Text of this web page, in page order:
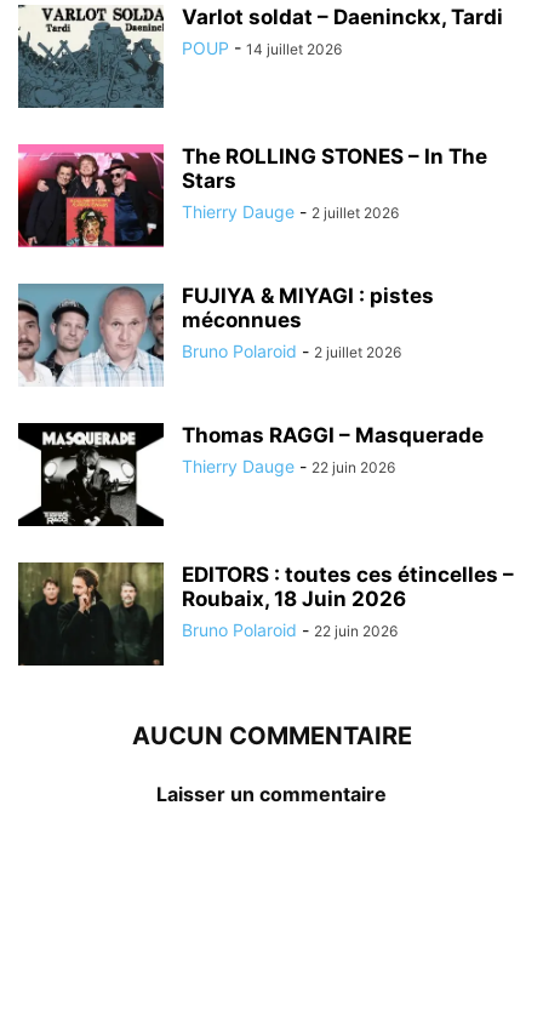
Varlot soldat – Daeninckx, Tardi
POUP - 14 juillet 2026
The ROLLING STONES – In The
Stars
Thierry Dauge - 2 juillet 2026
FUJIYA & MIYAGI : pistes
méconnues
Bruno Polaroid - 2 juillet 2026
Thomas RAGGI – Masquerade
Thierry Dauge - 22 juin 2026
EDITORS : toutes ces étincelles –
Roubaix, 18 Juin 2026
Bruno Polaroid - 22 juin 2026
AUCUN COMMENTAIRE
Laisser un commentaire